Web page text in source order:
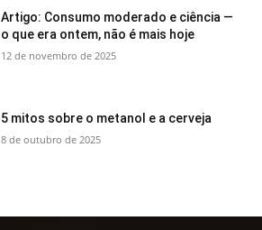
Artigo: Consumo moderado e ciência —
o que era ontem, não é mais hoje
12 de novembro de 2025
5 mitos sobre o metanol e a cerveja
8 de outubro de 2025